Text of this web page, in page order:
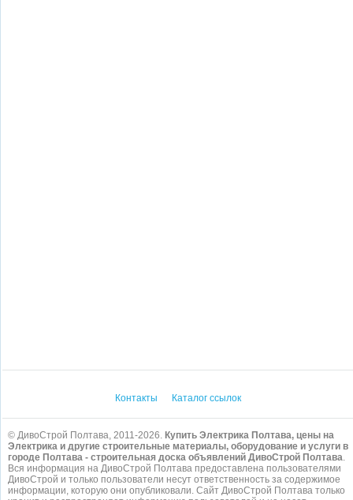
Контакты Каталог ссылок
© ДивоСтрой Полтава, 2011-2026. Купить Электрика Полтава, цены на
Электрика и другие строительные материалы, оборудование и услуги в
городе Полтава - строительная доска объявлений ДивоСтрой Полтава.
Вся информация на ДивоСтрой Полтава предоставлена пользователями
ДивоСтрой и только пользователи несут ответственность за содержимое
информации, которую они опубликовали. Сайт ДивоСтрой Полтава только